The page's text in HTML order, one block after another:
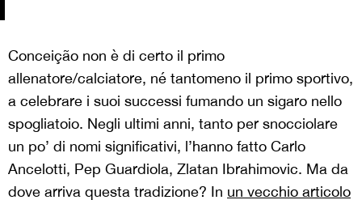
Conceição non è di certo il primo
allenatore/calciatore, né tantomeno il primo sportivo,
a celebrare i suoi successi fumando un sigaro nello
spogliatoio. Negli ultimi anni, tanto per snocciolare
un po’ di nomi significativi, l’hanno fatto Carlo
Ancelotti, Pep Guardiola, Zlatan Ibrahimovic. Ma da
dove arriva questa tradizione? In un vecchio articolo